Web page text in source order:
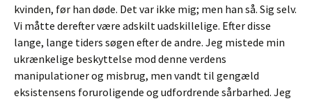
kvinden, før han døde. Det var ikke mig; men han så. Sig selv.
Vi måtte derefter være adskilt uadskillelige. Efter disse
lange, lange tiders søgen efter de andre. Jeg mistede min
ukrænkelige beskyttelse mod denne verdens
manipulationer og misbrug, men vandt til gengæld
eksistensens foruroligende og udfordrende sårbarhed. Jeg